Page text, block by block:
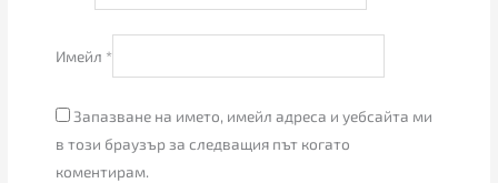
Имейл *
Запазване на името, имейл адреса и уебсайта ми
в този браузър за следващия път когато
коментирам.